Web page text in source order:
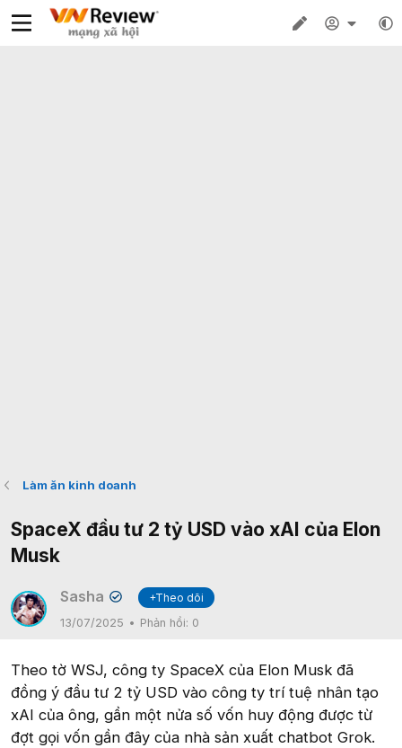
Làm ăn kinh doanh
SpaceX đầu tư 2 tỷ USD vào xAI của Elon
Musk
Sasha ✔
+Theo dõi
13/07/2025
Phản hồi: 0
Theo tờ WSJ, công ty SpaceX của Elon Musk đã
đồng ý đầu tư 2 tỷ USD vào công ty trí tuệ nhân tạo
xAI của ông, gần một nửa số vốn huy động được từ
đợt gọi vốn gần đây của nhà sản xuất chatbot Grok.